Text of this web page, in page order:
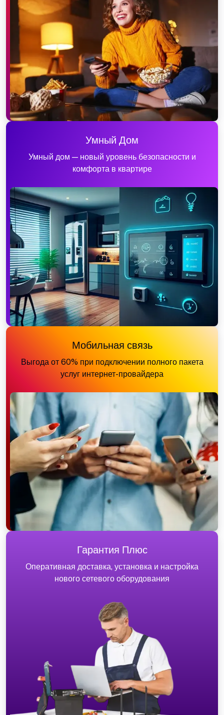
Умный Дом
Умный дом — новый уровень безопасности и
комфорта в квартире
Мобильная связь
Выгода от 60% при подключении полного пакета
услуг интернет-провайдера
Гарантия Плюс
Оперативная доставка, установка и настройка
нового сетевого оборудования